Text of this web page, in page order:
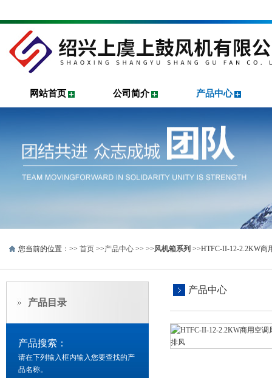
网站首页 公司简介 产品中心
您当前的位置：>> 首页 >>产品中心 >> >>风机箱系列 >>HTFC-II-12-2.2KW商
产品目录
产品搜索：
请在下列输入框内输入您要查找的产
品名称。
产品中心